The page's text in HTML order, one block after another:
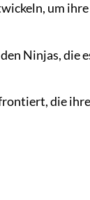
um
Ninjas, die
die